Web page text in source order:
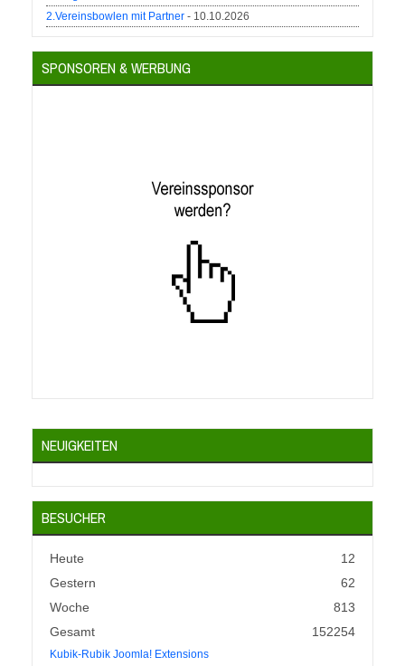
2.Vereinsbowlen mit Partner - 10.10.2026
SPONSOREN & WERBUNG
NEUIGKEITEN
BESUCHER
Heute
12
Gestern
62
Woche
813
Gesamt
152254
Kubik-Rubik Joomla! Extensions